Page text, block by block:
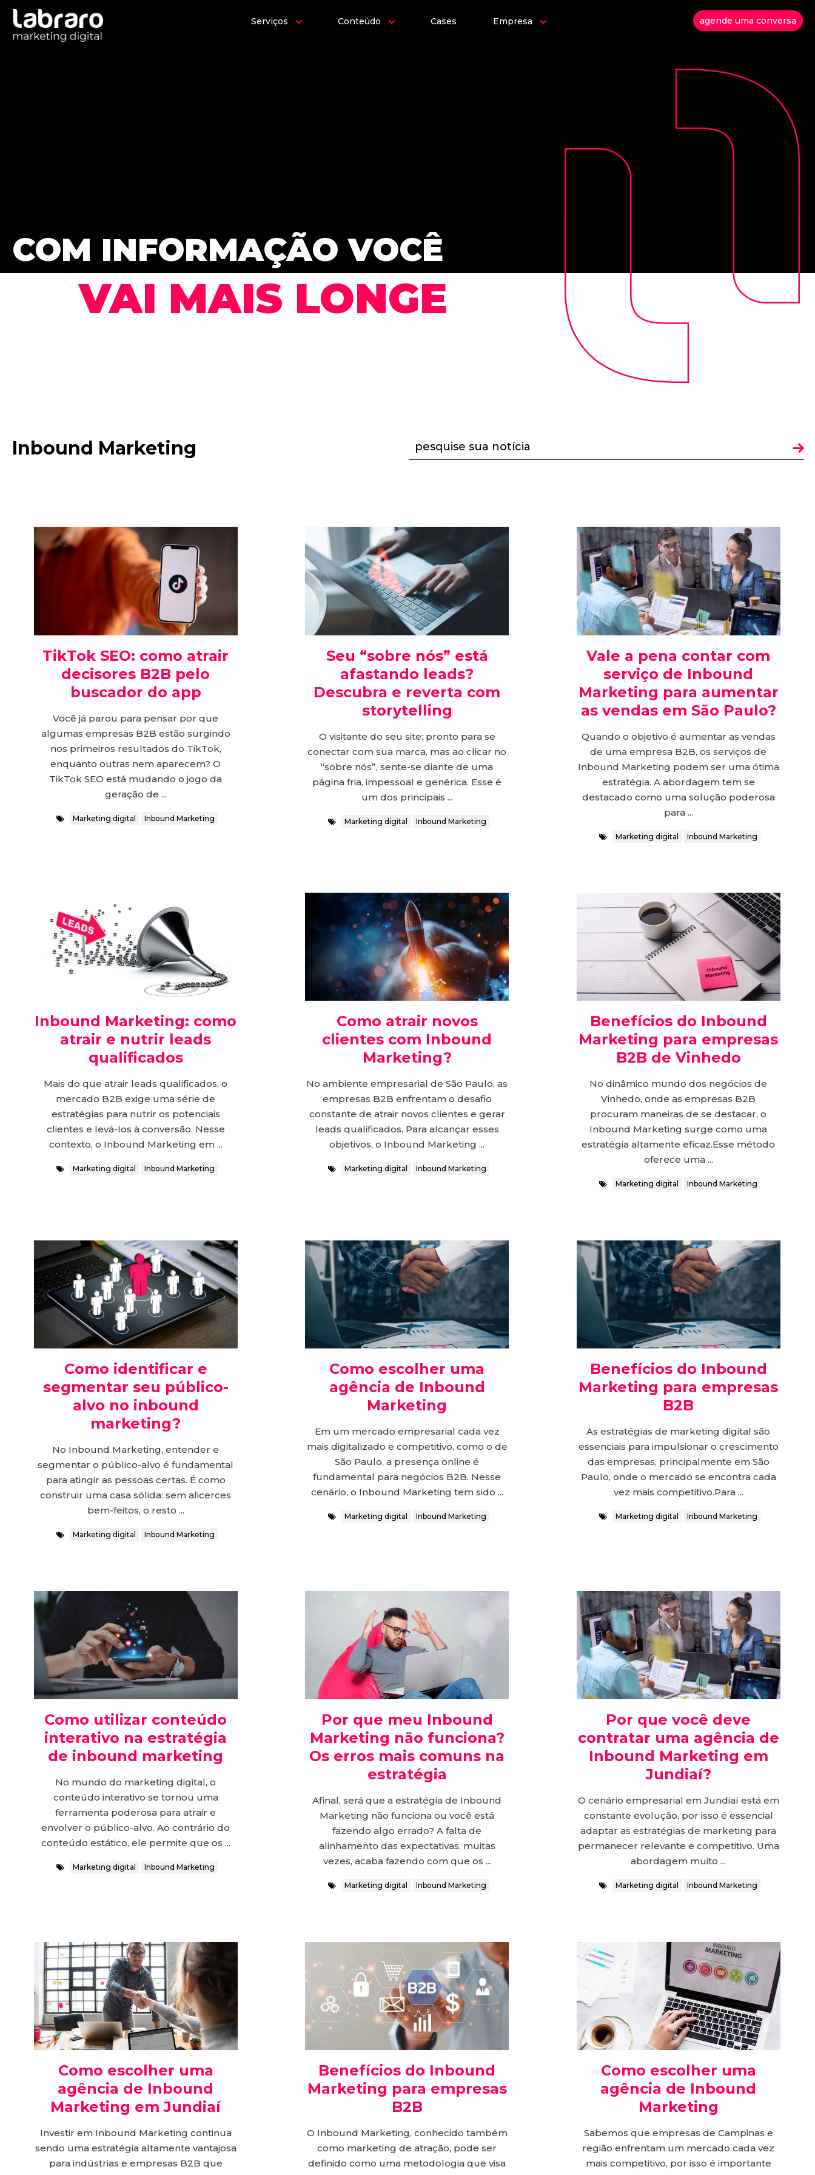
Serviços Conteúdo Cases Empresa agende uma conversa
COM INFORMAÇÃO VOCÊ
VAI MAIS LONGE
Inbound Marketing pesquise sua notícia
TikTok SEO: como atrair
decisores B2B pelo
buscador do app
Você já parou para pensar por que
algumas empresas B2B estão surgindo
nos primeiros resultados do TikTok,
enquanto outras nem aparecem? O
TikTok SEO está mudando o jogo da
geração de ...
Marketing digital Inbound Marketing
Seu “sobre nós” está
afastando leads?
Descubra e reverta com
storytelling
O visitante do seu site: pronto para se
conectar com sua marca, mas ao clicar no
“sobre nós”, sente-se diante de uma
página fria, impessoal e genérica. Esse é
um dos principais ...
Marketing digital Inbound Marketing
Vale a pena contar com
serviço de Inbound
Marketing para aumentar
as vendas em São Paulo?
Quando o objetivo é aumentar as vendas
de uma empresa B2B, os serviços de
Inbound Marketing podem ser uma ótima
estratégia. A abordagem tem se
destacado como uma solução poderosa
para ...
Marketing digital Inbound Marketing
Inbound Marketing: como
atrair e nutrir leads
qualificados
Mais do que atrair leads qualificados, o
mercado B2B exige uma série de
estratégias para nutrir os potenciais
clientes e levá-los à conversão. Nesse
contexto, o Inbound Marketing em ...
Marketing digital Inbound Marketing
Como atrair novos
clientes com Inbound
Marketing?
No ambiente empresarial de São Paulo, as
empresas B2B enfrentam o desafio
constante de atrair novos clientes e gerar
leads qualificados. Para alcançar esses
objetivos, o Inbound Marketing ...
Marketing digital Inbound Marketing
Benefícios do Inbound
Marketing para empresas
B2B de Vinhedo
No dinâmico mundo dos negócios de
Vinhedo, onde as empresas B2B
procuram maneiras de se destacar, o
Inbound Marketing surge como uma
estratégia altamente eficaz.Esse método
oferece uma ...
Marketing digital Inbound Marketing
Como identificar e
segmentar seu público-
alvo no inbound
marketing?
No Inbound Marketing, entender e
segmentar o público-alvo é fundamental
para atingir as pessoas certas. É como
construir uma casa sólida: sem alicerces
bem-feitos, o resto ...
Marketing digital Inbound Marketing
Como escolher uma
agência de Inbound
Marketing
Em um mercado empresarial cada vez
mais digitalizado e competitivo, como o de
São Paulo, a presença online é
fundamental para negócios B2B. Nesse
cenário, o Inbound Marketing tem sido ...
Marketing digital Inbound Marketing
Benefícios do Inbound
Marketing para empresas
B2B
As estratégias de marketing digital são
essenciais para impulsionar o crescimento
das empresas, principalmente em São
Paulo, onde o mercado se encontra cada
vez mais competitivo.Para ...
Marketing digital Inbound Marketing
Como utilizar conteúdo
interativo na estratégia
de inbound marketing
No mundo do marketing digital, o
conteúdo interativo se tornou uma
ferramenta poderosa para atrair e
envolver o público-alvo. Ao contrário do
conteúdo estático, ele permite que os ...
Marketing digital Inbound Marketing
Por que meu Inbound
Marketing não funciona?
Os erros mais comuns na
estratégia
Afinal, será que a estratégia de Inbound
Marketing não funciona ou você está
fazendo algo errado? A falta de
alinhamento das expectativas, muitas
vezes, acaba fazendo com que os ...
Marketing digital Inbound Marketing
Por que você deve
contratar uma agência de
Inbound Marketing em
Jundiaí?
O cenário empresarial em Jundiaí está em
constante evolução, por isso é essencial
adaptar as estratégias de marketing para
permanecer relevante e competitivo. Uma
abordagem muito ...
Marketing digital Inbound Marketing
Como escolher uma
agência de Inbound
Marketing em Jundiaí
Investir em Inbound Marketing continua
sendo uma estratégia altamente vantajosa
para indústrias e empresas B2B que
Benefícios do Inbound
Marketing para empresas
B2B
O Inbound Marketing, conhecido também
como marketing de atração, pode ser
definido como uma metodologia que visa
Como escolher uma
agência de Inbound
Marketing
Sabemos que empresas de Campinas e
região enfrentam um mercado cada vez
mais competitivo, por isso é importante